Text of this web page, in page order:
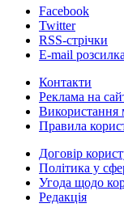
Facebook
Twitter
RSS-стрічки
E-mail розсилка
Контакти
Реклама на
Використання
Правила
Договір
Політика у
Угода щодо
Редакція